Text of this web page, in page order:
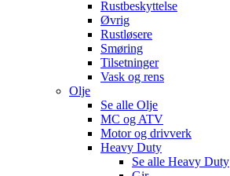
Rustbeskyttelse
Øvrig
Rustløsere
Smøring
Tilsetninger
Vask og rens
Olje
Se alle Olje
MC og ATV
Motor og drivverk
Heavy Duty
Se alle Heavy Duty